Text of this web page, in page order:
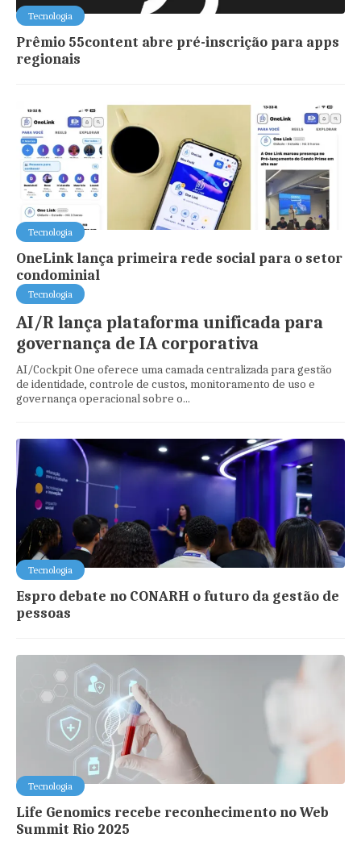
Tecnologia
Prêmio 55content abre pré-inscrição para apps
regionais
Tecnologia
OneLink lança primeira rede social para o setor
condominial
Tecnologia
AI/R lança plataforma unificada para
governança de IA corporativa
AI/Cockpit One oferece uma camada centralizada para gestão
de identidade, controle de custos, monitoramento de uso e
governança operacional sobre o...
Tecnologia
Espro debate no CONARH o futuro da gestão de
pessoas
Tecnologia
Life Genomics recebe reconhecimento no Web
Summit Rio 2025